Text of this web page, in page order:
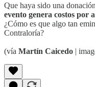
Que haya sido una
evento genera costos por
¿Cómo es que algo tan
Contraloría?
(vía Martín Caicedo |